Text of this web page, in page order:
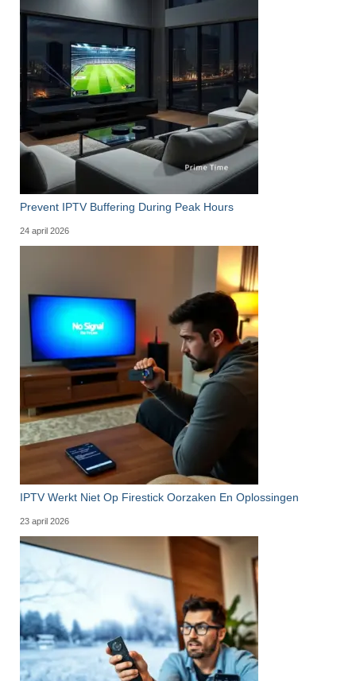
Prevent IPTV Buffering During Peak Hours
24 april 2026
IPTV Werkt Niet Op Firestick Oorzaken En Oplossingen
23 april 2026